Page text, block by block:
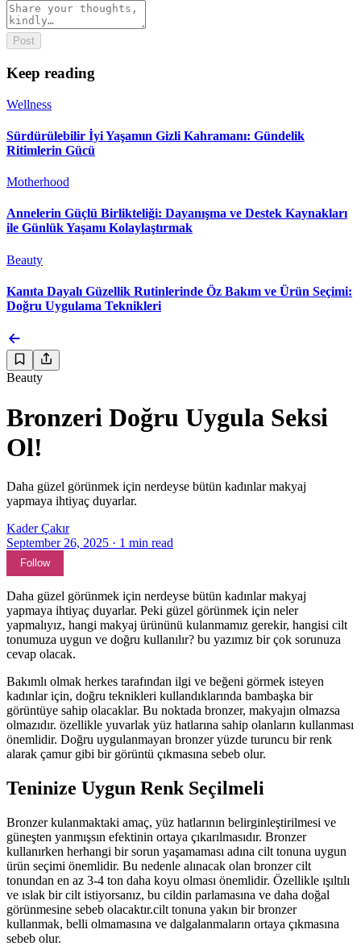
Post
Keep reading
Wellness
Sürdürülebilir İyi Yaşamın Gizli Kahramanı: Gündelik
Ritimlerin Gücü
Motherhood
Annelerin Güçlü Birlikteliği: Dayanışma ve Destek Kaynakları
ile Günlük Yaşamı Kolaylaştırmak
Beauty
Kanıta Dayalı Güzellik Rutinlerinde Öz Bakım ve Ürün Seçimi:
Doğru Uygulama Teknikleri
Beauty
Bronzeri Doğru Uygula Seksi
Ol!
Daha güzel görünmek için nerdeyse bütün kadınlar makyaj
yapmaya ihtiyaç duyarlar.
Kader Çakır
September 26, 2025 · 1 min read
Follow
Daha güzel görünmek için nerdeyse bütün kadınlar makyaj
yapmaya ihtiyaç duyarlar. Peki güzel görünmek için neler
yapmalıyız, hangi makyaj ürününü kulanmamız gerekir, hangisi cilt
tonumuza uygun ve doğru kullanılır? bu yazımız bir çok sorunuza
cevap olacak.
Bakımlı olmak herkes tarafından ilgi ve beğeni görmek isteyen
kadınlar için, doğru teknikleri kullandıklarında bambaşka bir
görüntüye sahip olacaklar. Bu noktada bronzer, makyajın olmazsa
olmazıdır. özellikle yuvarlak yüz hatlarına sahip olanların kullanması
önemlidir. Doğru uygulanmayan bronzer yüzde turuncu bir renk
alarak çamur gibi bir görüntü çıkmasına sebeb olur.
Teninize Uygun Renk Seçilmeli
Bronzer kulanmaktaki amaç, yüz hatlarının belirginleştirilmesi ve
güneşten yanmışsın efektinin ortaya çıkarılmasıdır. Bronzer
kullanırken herhangi bir sorun yaşamaması adına cilt tonuna uygun
ürün seçimi önemlidir. Bu nedenle alınacak olan bronzer cilt
tonundan en az 3-4 ton daha koyu olması önemlidir. Özellikle ışıltılı
ve ıslak bir cilt istiyorsanız, bu cildin parlamasına ve daha doğal
görünmesine sebeb olacaktır.cilt tonuna yakın bir bronzer
kullanmak, belli olmamasına ve dalgalanmaların ortaya çıkmasına
sebeb olur.